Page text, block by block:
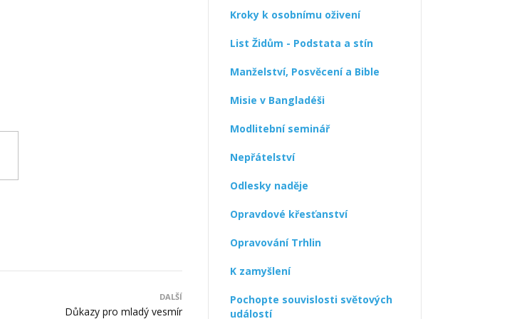
DALŠÍ
Důkazy pro mladý vesmír
Kroky k osobnímu oživení
List Židům - Podstata a stín
Manželství, Posvěcení a Bible
Misie v Bangladéši
Modlitební seminář
Nepřátelství
Odlesky naděje
Opravdové křesťanství
Opravování Trhlin
K zamyšlení
Pochopte souvislosti světových
událostí